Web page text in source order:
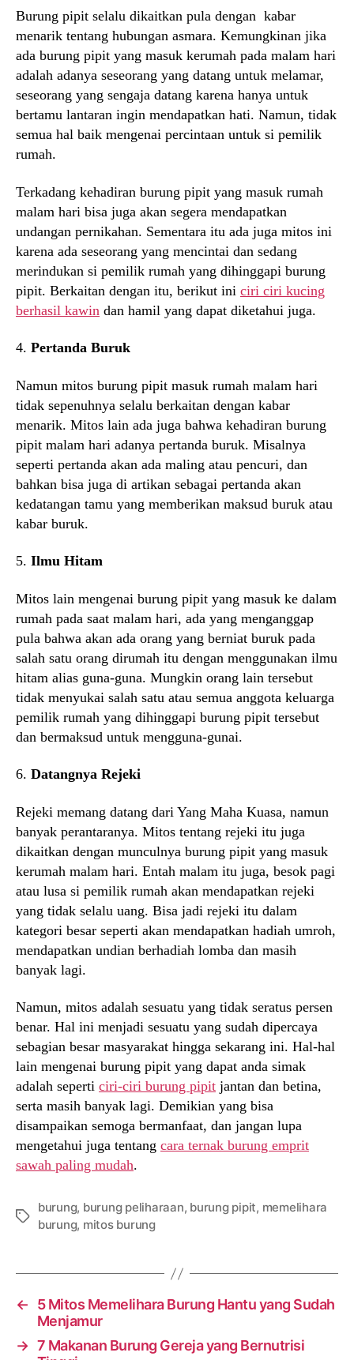
Burung pipit selalu dikaitkan pula dengan kabar
menarik tentang hubungan asmara. Kemungkinan jika
ada burung pipit yang masuk kerumah pada malam hari
adalah adanya seseorang yang datang untuk melamar,
seseorang yang sengaja datang karena hanya untuk
bertamu lantaran ingin mendapatkan hati. Namun, tidak
semua hal baik mengenai percintaan untuk si pemilik
rumah.
Terkadang kehadiran burung pipit yang masuk rumah
malam hari bisa juga akan segera mendapatkan
undangan pernikahan. Sementara itu ada juga mitos ini
karena ada seseorang yang mencintai dan sedang
merindukan si pemilik rumah yang dihinggapi burung
pipit. Berkaitan dengan itu, berikut ini ciri ciri kucing
berhasil kawin dan hamil yang dapat diketahui juga.
4. Pertanda Buruk
Namun mitos burung pipit masuk rumah malam hari
tidak sepenuhnya selalu berkaitan dengan kabar
menarik. Mitos lain ada juga bahwa kehadiran burung
pipit malam hari adanya pertanda buruk. Misalnya
seperti pertanda akan ada maling atau pencuri, dan
bahkan bisa juga di artikan sebagai pertanda akan
kedatangan tamu yang memberikan maksud buruk atau
kabar buruk.
5. Ilmu Hitam
Mitos lain mengenai burung pipit yang masuk ke dalam
rumah pada saat malam hari, ada yang menganggap
pula bahwa akan ada orang yang berniat buruk pada
salah satu orang dirumah itu dengan menggunakan ilmu
hitam alias guna-guna. Mungkin orang lain tersebut
tidak menyukai salah satu atau semua anggota keluarga
pemilik rumah yang dihinggapi burung pipit tersebut
dan bermaksud untuk mengguna-gunai.
6. Datangnya Rejeki
Rejeki memang datang dari Yang Maha Kuasa, namun
banyak perantaranya. Mitos tentang rejeki itu juga
dikaitkan dengan munculnya burung pipit yang masuk
kerumah malam hari. Entah malam itu juga, besok pagi
atau lusa si pemilik rumah akan mendapatkan rejeki
yang tidak selalu uang. Bisa jadi rejeki itu dalam
kategori besar seperti akan mendapatkan hadiah umroh,
mendapatkan undian berhadiah lomba dan masih
banyak lagi.
Namun, mitos adalah sesuatu yang tidak seratus persen
benar. Hal ini menjadi sesuatu yang sudah dipercaya
sebagian besar masyarakat hingga sekarang ini. Hal-hal
lain mengenai burung pipit yang dapat anda simak
adalah seperti ciri-ciri burung pipit jantan dan betina,
serta masih banyak lagi. Demikian yang bisa
disampaikan semoga bermanfaat, dan jangan lupa
mengetahui juga tentang cara ternak burung emprit
sawah paling mudah.
Tags
burung, burung peliharaan, burung pipit, memelihara
burung, mitos burung
←
5 Mitos Memelihara Burung Hantu yang Sudah
Menjamur
→ 7 Makanan Burung Gereja yang Bernutrisi